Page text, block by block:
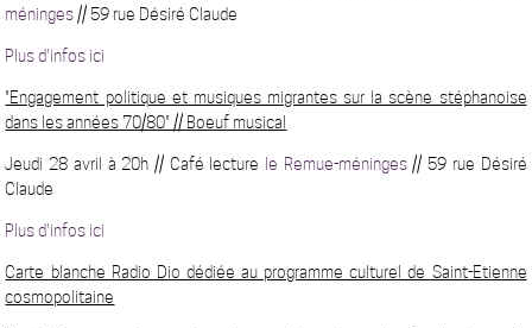
méninges// 59 rue Désiré Claude
Plus d'infos ici
"Engagement politique et musiques migrantes sur la scène stéphanoise
dans les années 70/80" // Boeuf musical
Jeudi 28 avril à 20h // Café lecture le Remue-méninges// 59 rue Désiré
Claude
Plus d'infos ici
Carte blanche Radio Dio dédiée au programme culturel de Saint-Etienne
cosmopolitaine